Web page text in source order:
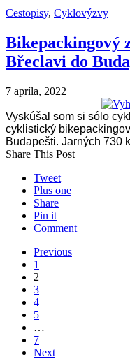
Cestopisy, Cyklovýzvy
Bikepackingový
Břeclavi do
7 apríla, 2022
Vyskúšal som si sólo
cyklistický
Budapešti. Jarných 730
Share This Post
Tweet
Plus one
Share
Pin it
Comment
Previous
1
2
3
4
5
…
7
Next